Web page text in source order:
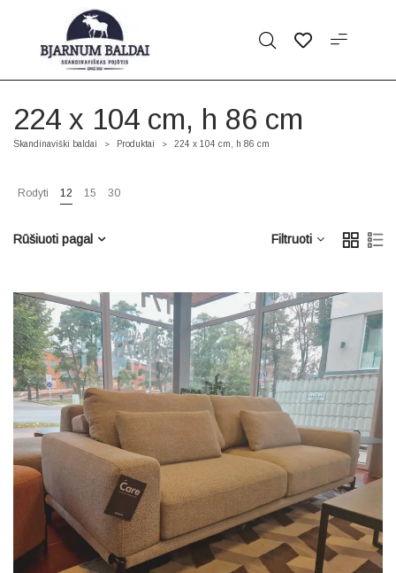
224 x 104 cm, h 86 cm
Skandinaviški baldai > Produktai > 224 x 104 cm, h 86 cm
Rodyti 12 15 30
Filtruoti
Rūšiuoti pagal